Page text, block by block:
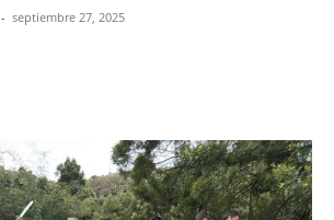
- septiembre 27, 2025